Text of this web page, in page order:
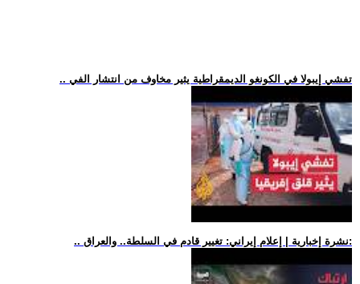
.. تفشي إيبولا في الكونغو الديمقراطية يثير مخاوف من انتشار الفي
.. نشرة إخبارية | إعلام إيراني: تغيير قادم في السلطة.. والعراق: